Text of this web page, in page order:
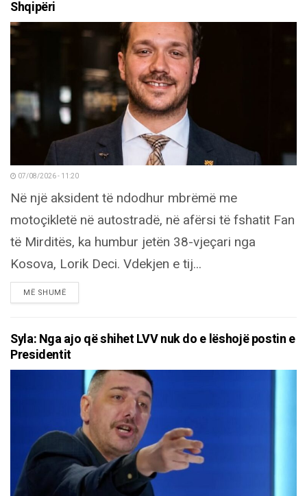
Shqipëri
07/08/2026 - 11:20
Në një aksident të ndodhur mbrëmë me
motoçikletë në autostradë, në afërsi të fshatit Fan
të Mirditës, ka humbur jetën 38-vjeçari nga
Kosova, Lorik Deci. Vdekjen e tij...
MË SHUMËDETAILS
Syla: Nga ajo që shihet LVV nuk do e lëshojë postin e
Presidentit